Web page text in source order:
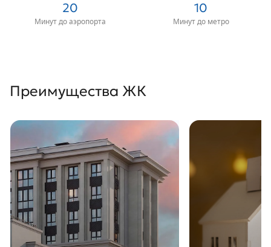
застройщика, ипотека с пониженной ставкой делают эту
20
Минут до аэропорта
10
Минут до метро
Преимущества ЖК